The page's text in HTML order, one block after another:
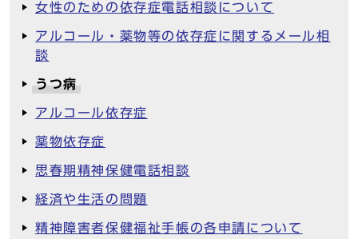
女性のための依存症電話相談について
アルコール・薬物等の依存症に関するメール相
談
うつ病
アルコール依存症
薬物依存症
思春期精神保健電話相談
経済や生活の問題
精神障害者保健福祉手帳の各申請について